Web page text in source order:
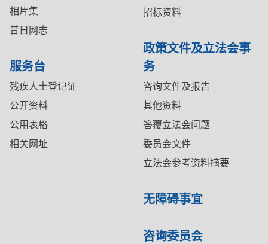
相片集
昔日网志
服务台
残疾人士登记证
公开资料
公用表格
相关网址
招标资料
政策文件及立法会事
务
咨询文件及报告
其他资料
答覆立法会问题
委员会文件
立法会参考资料摘要
无障碍事宜
咨询委员会